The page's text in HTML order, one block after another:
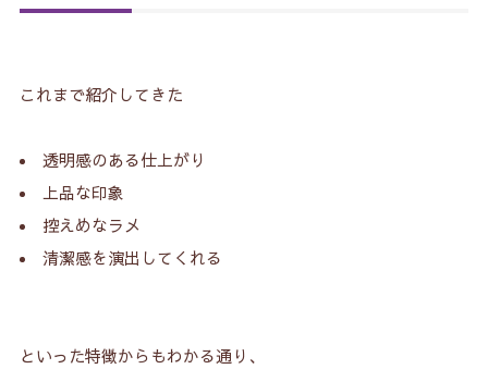
これまで紹介してきた
透明感のある仕上がり
上品な印象
控えめなラメ
清潔感を演出してくれる
といった特徴からもわかる通り、